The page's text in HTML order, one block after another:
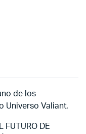
de los
Universo Valiant.
FUTURO DE